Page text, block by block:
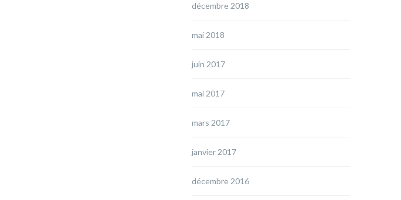
décembre 2018
mai 2018
juin 2017
mai 2017
mars 2017
janvier 2017
décembre 2016